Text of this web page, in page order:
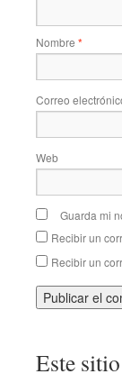
Nombre *
Correo
Web
Guarda mi
Recibir un
Recibir un
Este